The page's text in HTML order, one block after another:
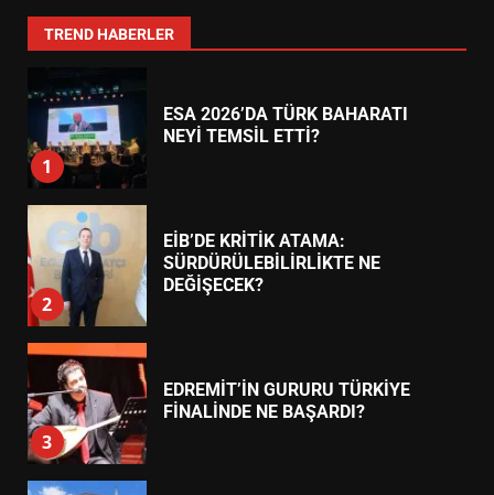
TREND HABERLER
7
1
ESA 2026’DA TÜRK BAHARATI
NEYİ TEMSİL ETTİ?
2
EİB’DE KRİTİK ATAMA:
SÜRDÜRÜLEBİLİRLİKTE NE
DEĞİŞECEK?
3
EDREMİT’İN GURURU TÜRKİYE
FİNALİNDE NE BAŞARDI?